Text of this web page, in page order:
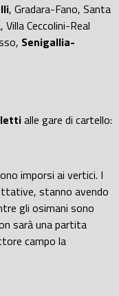
, Gradara-Fano, Santa
Ceccolini-Real
Senigallia-
alle gare di cartello:
imporsi ai vertici. I
stanno avendo
gli osimani sono
sarà una partita
campo la